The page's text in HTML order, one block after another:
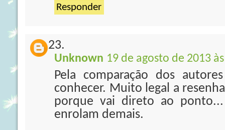
Responder
Unknown 19 de agosto de 2013
Pela comparação dos
conhecer. Muito legal a
porque vai direto ao
enrolam demais.